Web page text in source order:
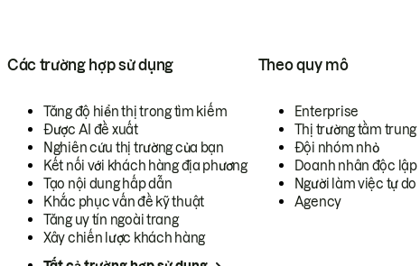
Các trường hợp sử dụng
Tăng độ hiển thị trong tìm kiếm
Được AI đề xuất
Nghiên cứu thị trường của bạn
Kết nối với khách hàng địa phương
Tạo nội dung hấp dẫn
Khắc phục vấn đề kỹ thuật
Tăng uy tín ngoài trang
Xây chiến lược khách hàng
Theo quy mô
Enterprise
Thị trường tầm trung
Đội nhóm nhỏ
Doanh nhân độc lập
Người làm việc tự do
Agency